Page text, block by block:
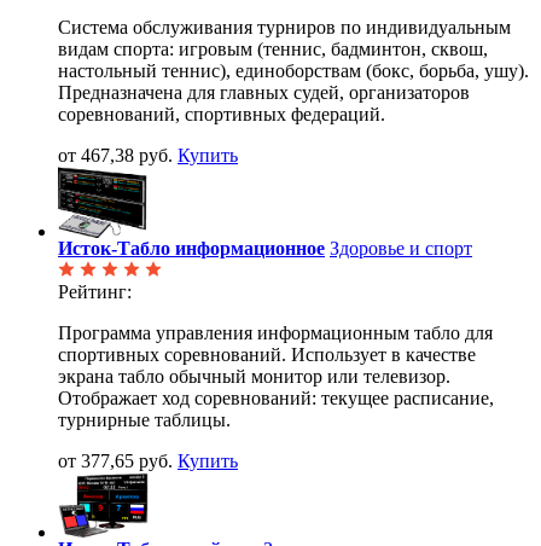
Система обслуживания турниров по индивидуальным
видам спорта: игровым (теннис, бадминтон, сквош,
настольный теннис), единоборствам (бокс, борьба, ушу).
Предназначена для главных судей, организаторов
соревнований, спортивных федераций.
от 467,38 руб. Купить
Исток-Табло информационное Здоровье и спорт
Рейтинг:
Программа управления информационным табло для
спортивных соревнований. Использует в качестве
экрана табло обычный монитор или телевизор.
Отображает ход соревнований: текущее расписание,
турнирные таблицы.
от 377,65 руб. Купить